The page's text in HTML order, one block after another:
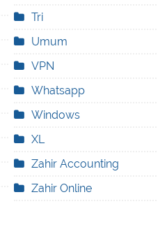
Tri
Umum
VPN
Whatsapp
Windows
XL
Zahir Accounting
Zahir Online